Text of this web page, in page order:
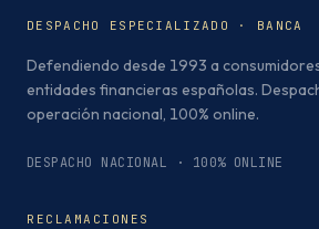
DESPACHO ESPECIALIZADO · BANCA
Defendiendo desde 1993 a
entidades financieras españolas.
operación nacional, 100% online.
DESPACHO NACIONAL · 100% ONLINE
RECLAMACIONES